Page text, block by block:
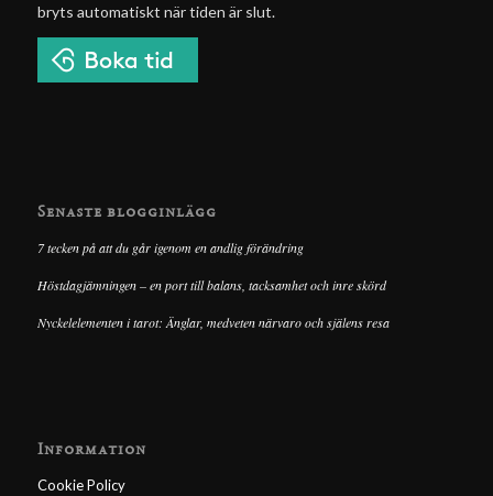
bryts automatiskt när tiden är slut.
Senaste blogginlägg
7 tecken på att du går igenom en andlig förändring
Höstdagjämningen – en port till balans, tacksamhet och inre skörd
Nyckelelementen i tarot: Änglar, medveten närvaro och själens resa
Information
Cookie Policy